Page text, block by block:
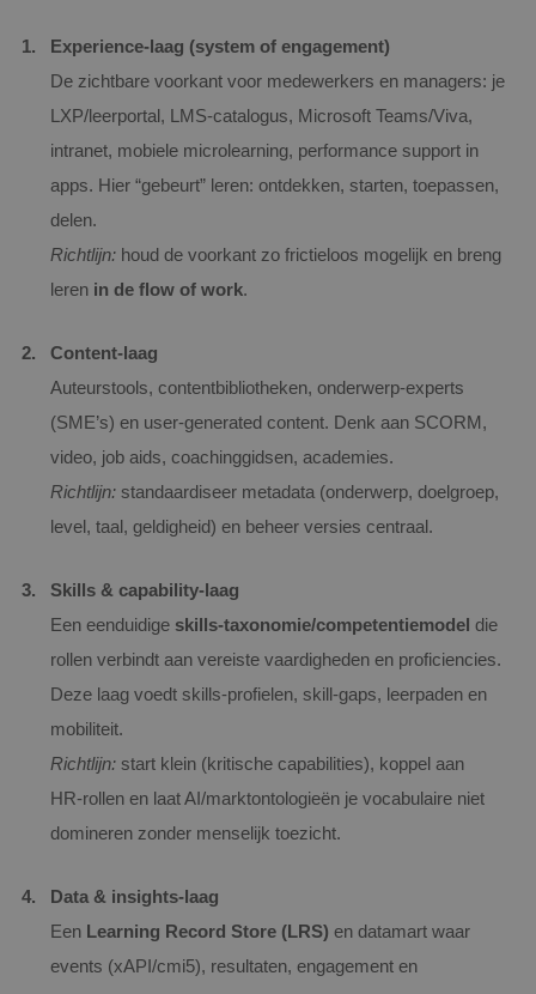
Experience‑laag (system of engagement)
De zichtbare voorkant voor medewerkers en managers: je
LXP/leerportal, LMS‑catalogus, Microsoft Teams/Viva,
intranet, mobiele microlearning, performance support in
apps. Hier “gebeurt” leren: ontdekken, starten, toepassen,
delen.
Richtlijn: houd de voorkant zo frictieloos mogelijk en breng
leren in de flow of work.
Content‑laag
Auteurstools, contentbibliotheken, onderwerp‑experts
(SME’s) en user‑generated content. Denk aan SCORM,
video, job aids, coachinggidsen, academies.
Richtlijn: standaardiseer metadata (onderwerp, doelgroep,
level, taal, geldigheid) en beheer versies centraal.
Skills & capability‑laag
Een eenduidige skills‑taxonomie/competentiemodel die
rollen verbindt aan vereiste vaardigheden en proficiencies.
Deze laag voedt skills‑profielen, skill‑gaps, leerpaden en
mobiliteit.
Richtlijn: start klein (kritische capabilities), koppel aan
HR‑rollen en laat AI/marktontologieën je vocabulaire niet
domineren zonder menselijk toezicht.
Data & insights‑laag
Een Learning Record Store (LRS) en datamart waar
events (xAPI/cmi5), resultaten, engagement en